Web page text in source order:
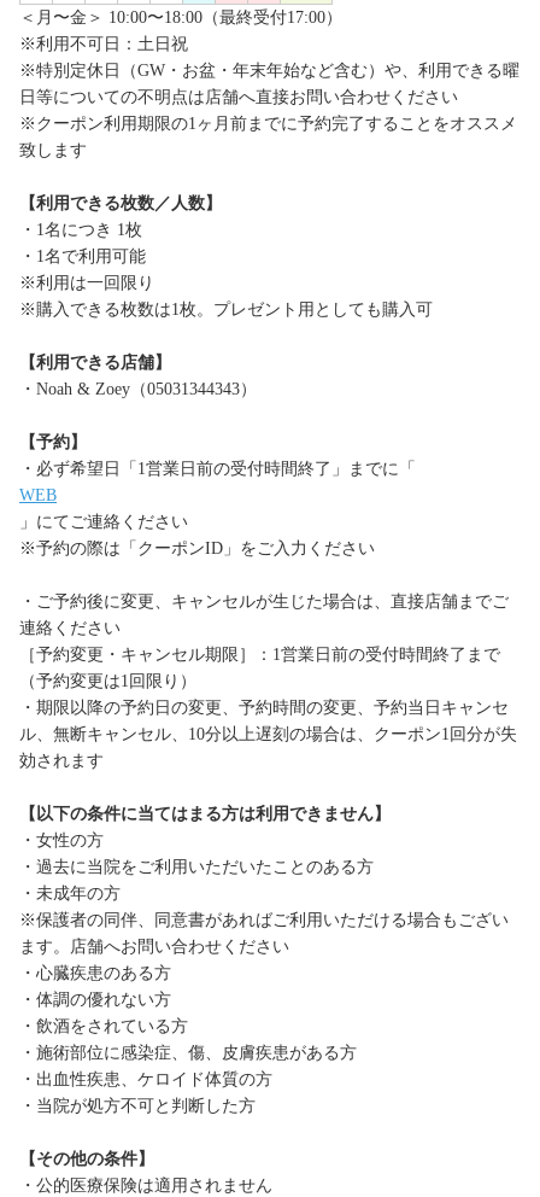
＜月〜金＞ 10:00〜18:00（最終受付17:00）
※利用不可日：土日祝
※特別定休日（GW・お盆・年末年始など含む）や、利用できる曜
日等についての不明点は店舗へ直接お問い合わせください
※クーポン利用期限の1ヶ月前までに予約完了することをオススメ
致します
【利用できる枚数／人数】
・1名につき 1枚
・1名で利用可能
※利用は一回限り
※購入できる枚数は1枚。プレゼント用としても購入可
【利用できる店舗】
・Noah & Zoey（05031344343）
【予約】
・必ず希望日「1営業日前の受付時間終了」までに「
WEB
」にてご連絡ください
※予約の際は「クーポンID」をご入力ください
・ご予約後に変更、キャンセルが生じた場合は、直接店舗までご
連絡ください
［予約変更・キャンセル期限］：1営業日前の受付時間終了まで
（予約変更は1回限り）
・期限以降の予約日の変更、予約時間の変更、予約当日キャンセ
ル、無断キャンセル、10分以上遅刻の場合は、クーポン1回分が失
効されます
【以下の条件に当てはまる方は利用できません】
・女性の方
・過去に当院をご利用いただいたことのある方
・未成年の方
※保護者の同伴、同意書があればご利用いただける場合もござい
ます。店舗へお問い合わせください
・心臓疾患のある方
・体調の優れない方
・飲酒をされている方
・施術部位に感染症、傷、皮膚疾患がある方
・出血性疾患、ケロイド体質の方
・当院が処方不可と判断した方
【その他の条件】
・公的医療保険は適用されません